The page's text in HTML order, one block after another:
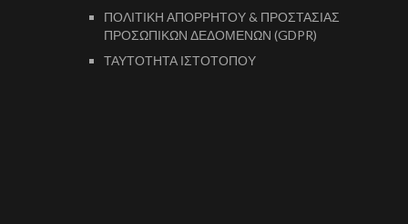
ΠΟΛΙΤΙΚΗ ΑΠΟΡΡΗΤΟΥ & ΠΡΟΣΤΑΣΙΑΣ
ΠΡΟΣΩΠΙΚΩΝ ΔΕΔΟΜΕΝΩΝ (GDPR)
ΤΑΥΤΟΤΗΤΑ ΙΣΤΟΤΟΠΟΥ